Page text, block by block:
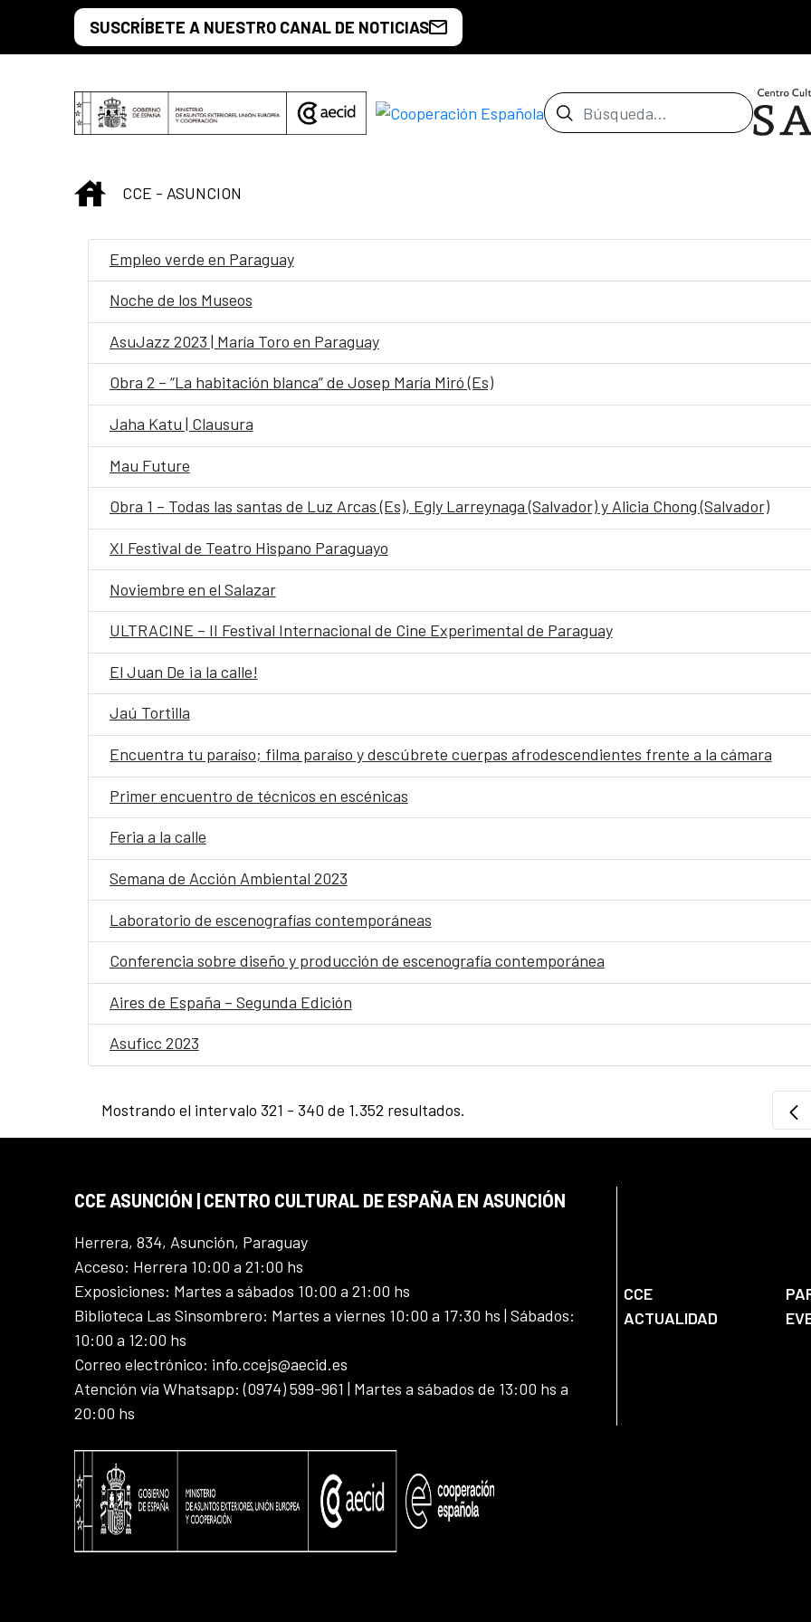
Saltar al contenido principal
SUSCRÍBETE A NUESTRO CANAL DE NOTICIAS
Barra de búsqueda
INICIO
CCE - ASUNCION
Empleo verde en Paraguay
Noche de los Museos
AsuJazz 2023 | María Toro en Paraguay
Obra 2 – “La habitación blanca” de Josep María Miró (Es)
Jaha Katu | Clausura
Mau Future
Obra 1 – Todas las santas de Luz Arcas (Es), Egly Larreynaga (Salvador) y Alicia Chong (Salvador)
XI Festival de Teatro Hispano Paraguayo
Noviembre en el Salazar
ULTRACINE – II Festival Internacional de Cine Experimental de Paraguay
El Juan De ¡a la calle!
Jaú Tortilla
Encuentra tu paraíso; filma paraíso y descúbrete cuerpas afrodescendientes frente a la cámara
Primer encuentro de técnicos en escénicas
Feria a la calle
Semana de Acción Ambiental 2023
Laboratorio de escenografías contemporáneas
Conferencia sobre diseño y producción de escenografía contemporánea
Aires de España – Segunda Edición
Asuficc 2023
Mostrando el intervalo 321 - 340 de 1.352 resultados.
CCE ASUNCIÓN | CENTRO CULTURAL DE ESPAÑA EN ASUNCIÓN
Herrera, 834, Asunción, Paraguay
Acceso: Herrera 10:00 a 21:00 hs
Exposiciones: Martes a sábados 10:00 a 21:00 hs
Biblioteca Las Sinsombrero: Martes a viernes 10:00 a 17:30 hs | Sábados:
10:00 a 12:00 hs
Correo electrónico: info.ccejs@aecid.es
Atención vía Whatsapp: (0974) 599-961 | Martes a sábados de 13:00 hs a
20:00 hs
CCE
ACTUALIDAD